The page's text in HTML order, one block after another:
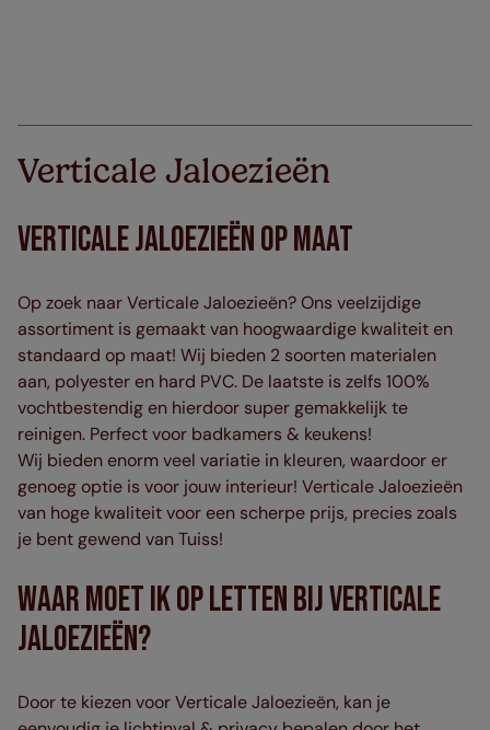
Verticale Jaloezieën
Verticale Jaloezieën op maat
Op zoek naar Verticale Jaloezieën? Ons veelzijdige
assortiment is gemaakt van hoogwaardige kwaliteit en
standaard op maat! Wij bieden 2 soorten materialen
aan, polyester en hard PVC. De laatste is zelfs 100%
vochtbestendig en hierdoor super gemakkelijk te
reinigen. Perfect voor badkamers & keukens!
Wij bieden enorm veel variatie in kleuren, waardoor er
genoeg optie is voor jouw interieur! Verticale Jaloezieën
van hoge kwaliteit voor een scherpe prijs, precies zoals
je bent gewend van Tuiss!
Waar moet ik op letten bij Verticale
Jaloezieën?
Door te kiezen voor Verticale Jaloezieën, kan je